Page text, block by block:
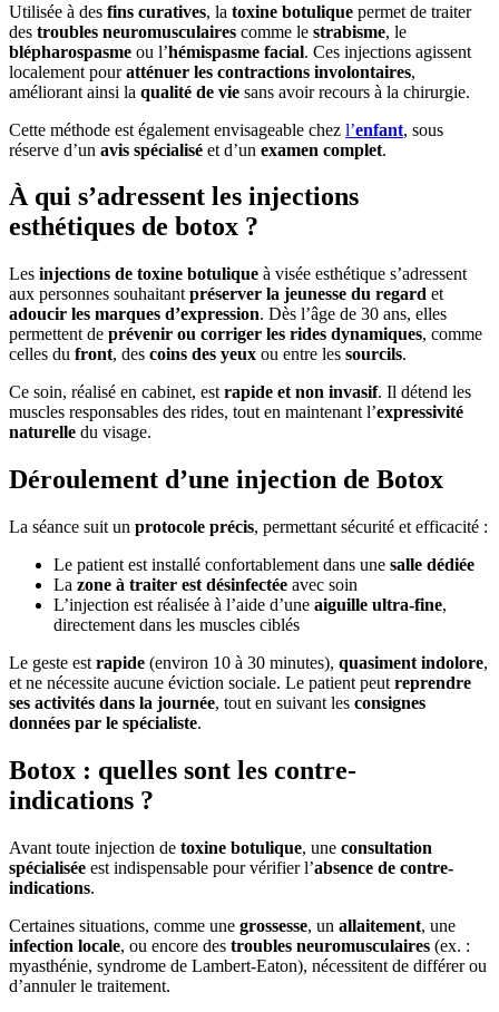
Utilisée à des fins curatives, la toxine botulique permet de traiter
des troubles neuromusculaires comme le strabisme, le
blépharospasme ou l’hémispasme facial. Ces injections agissent
localement pouratténuer les contractions involontaires,
améliorant ainsi la qualité de vie sans avoir recours à la chirurgie.
Cette méthode est également envisageable chez l’enfant, sous
réserve d’un avis spécialisé et d’un examen complet.
À qui s’adressent les injections
esthétiques de botox ?
Les injections de toxine botulique à visée esthétique s’adressent
aux personnes souhaitant préserver la jeunesse du regard et
adoucir les marques d’expression. Dès l’âge de 30 ans, elles
permettent de prévenir ou corriger les rides dynamiques, comme
celles du front, des coins des yeux ou entre les sourcils.
Ce soin, réalisé en cabinet, est rapide et non invasif. Il détend les
muscles responsables des rides, tout en maintenant l’expressivité
naturelle du visage.
Déroulement d’une injection de Botox
La séance suit un protocole précis, permettant sécurité et efficacité :
Le patient est installé confortablement dans une salle dédiée
La zone à traiter est désinfectée avec soin
L’injection est réalisée à l’aide d’une aiguille ultra-fine,
directement dans les muscles ciblés
Le geste est rapide (environ 10 à 30 minutes), quasiment indolore,
et ne nécessite aucune éviction sociale. Le patient peut reprendre
ses activités dans la journée, tout en suivant les consignes
données par le spécialiste.
Botox : quelles sont les contre-
indications ?
Avant toute injection de toxine botulique, une consultation
spécialisée est indispensable pour vérifier l’absence de contre-
indications.
Certaines situations, comme une grossesse, un allaitement, une
infection locale, ou encore des troubles neuromusculaires (ex. :
myasthénie, syndrome de Lambert-Eaton), nécessitent de différer ou
d’annuler le traitement.